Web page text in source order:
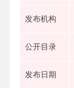
发布机构
公开目录
发布日期